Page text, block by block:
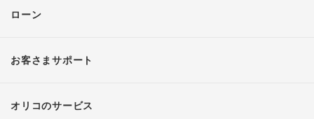
ローン
お客さまサポート
オリコのサービス